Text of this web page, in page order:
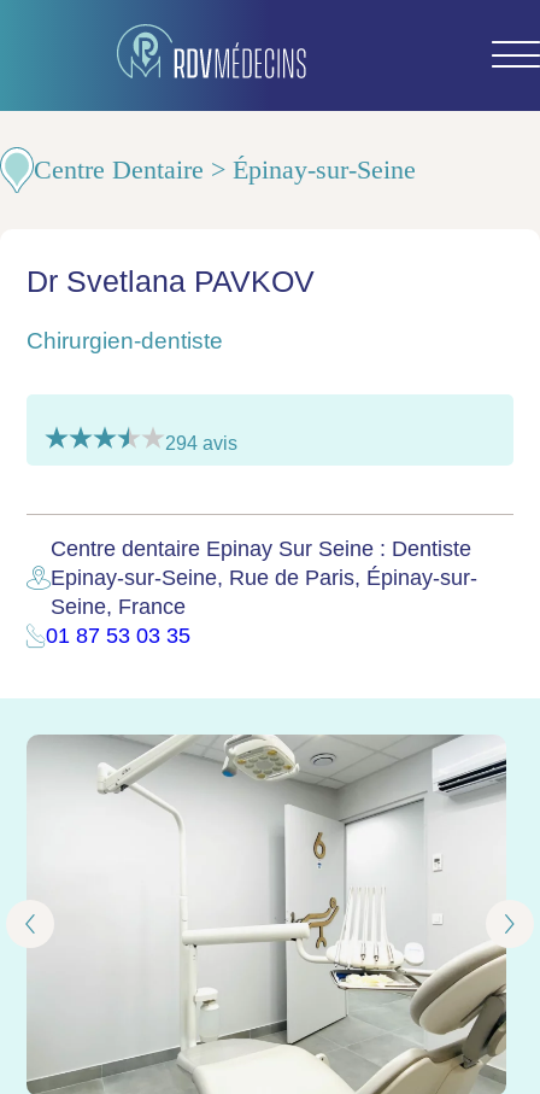
Centre Dentaire > Épinay-sur-Seine
Dr Svetlana PAVKOV
Chirurgien-dentiste
294 avis
Centre dentaire Epinay Sur Seine : Dentiste
Epinay-sur-Seine, Rue de Paris, Épinay-sur-
Seine, France
01 87 53 03 35